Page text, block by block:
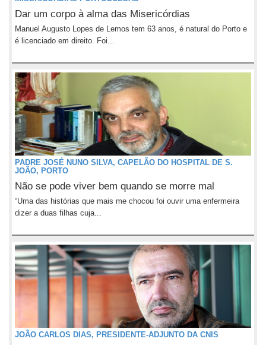
Dar um corpo à alma das Misericórdias
Manuel Augusto Lopes de Lemos tem 63 anos, é natural do Porto e
é licenciado em direito. Foi...
PADRE JOSÉ NUNO SILVA, CAPELÃO DO HOSPITAL DE S.
JOÃO, PORTO
Não se pode viver bem quando se morre mal
“Uma das histórias que mais me chocou foi ouvir uma enfermeira
dizer a duas filhas cuja...
JOÃO CARLOS DIAS, PRESIDENTE-ADJUNTO DA CNIS